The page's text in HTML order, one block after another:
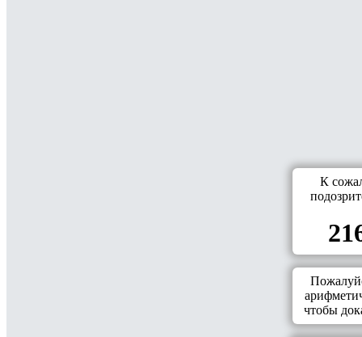
К
чтобы